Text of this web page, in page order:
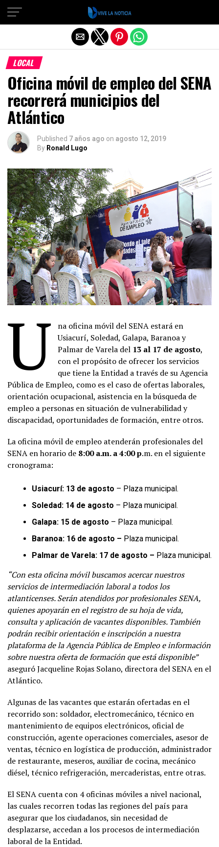
LOCAL
Oficina móvil de empleo del SENA
recorrerá municipios del
Atlántico
Published 7 años ago on agosto 12, 2019
By Ronald Lugo
U
na oficina móvil del SENA estará en
Usiacurí, Soledad, Galapa, Baranoa y
Palmar de Varela del 13 al 17 de agosto,
con el propósito de ofrecer los servicios
que tiene la Entidad a través de su Agencia
Pública de Empleo, como es el caso de ofertas laborales,
orientación ocupacional, asistencia en la búsqueda de
empleo a personas en situación de vulnerabilidad y
discapacidad, oportunidades de formación, entre otros.
La oficina móvil de empleo atenderán profesionales del
SENA en horario de 8:00 a.m. a 4:00 p.m. en el siguiente
cronograma:
Usiacurí: 13 de agosto – Plaza municipal.
Soledad: 14 de agosto – Plaza municipal.
Galapa: 15 de agosto – Plaza municipal.
Baranoa: 16 de agosto – Plaza municipal.
Palmar de Varela: 17 de agosto – Plaza municipal.
“Con esta oficina móvil buscamos acercar nuestros
servicios de intermediación laboral a todos los
atlanticenses. Serán atendidos por profesionales SENA,
quienes apoyarán en el registro de su hoja de vida,
consulta y aplicación de vacantes disponibles. También
podrán recibir orientación e inscripción a nuestra
plataforma de la Agencia Pública de Empleo e información
sobre nuestra oferta de formación que está disponible”
aseguró Jacqueline Rojas Solano, directora del SENA en el
Atlántico.
Algunas de las vacantes que estarán ofertadas en el
recorrido son: soldador, electromecánico, técnico en
mantenimiento de equipos electrónicos, oficial de
construcción, agente operaciones comerciales, asesor de
ventas, técnico en logística de producción, administrador
de restaurante, meseros, auxiliar de cocina, mecánico
diésel, técnico refrigeración, mercaderistas, entre otras.
El SENA cuenta con 4 oficinas móviles a nivel nacional,
las cuales recorren todas las regiones del país para
asegurar que los ciudadanos, sin necesidad de
desplazarse, accedan a los procesos de intermediación
laboral de la Entidad.
Salir de la versión móvil